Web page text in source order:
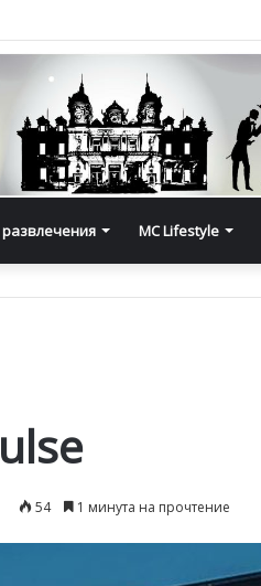
развлечения MC Lifestyle
54 1 минута на прочтение